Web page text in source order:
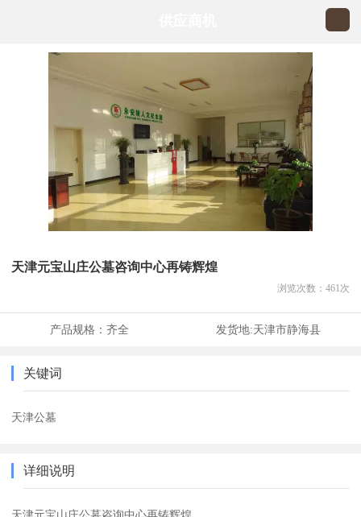
天津元宝山庄公墓咨询中心再铸辉煌
浏览次数： 461 次
产品规格： 齐全 发货地:天津市静海县
关键词
天津公墓
详细说明
天津元宝山庄公墓咨询中心再铸辉煌